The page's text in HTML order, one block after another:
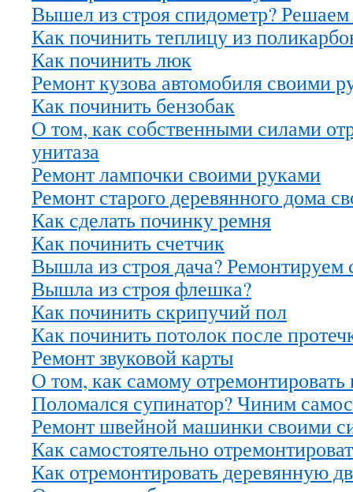
Вышел из строя спидометр? Решаем
Как починить теплицу из
Как починить люк
Ремонт кузова автомобиля своими
Как починить бензобак
О том, как собственными силами
унитаза
Ремонт лампочки своими руками
Ремонт старого деревянного дома
Как сделать починку ремня
Как починить счетчик
Вышла из строя дача? Ремонтируем
Вышла из строя флешка?
Как починить скрипучий пол
Как починить потолок после
Ремонт звуковой карты
О том, как самому отремонтировать
Поломался супинатор? Чиним
Ремонт швейной машинки своими
Как самостоятельно
Как отремонтировать деревянную